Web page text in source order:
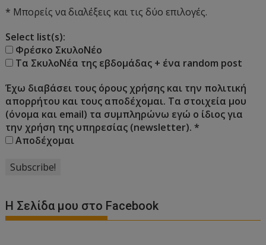
* Μπορείς να διαλέξεις και τις δύο επιλογές.
Select list(s):
Φρέσκο ΣκυλοΝέο
Τα ΣκυλοΝέα της εβδομάδας + ένα random post
Έχω διαβάσει τους όρους χρήσης και την πολιτική
απορρήτου και τους αποδέχομαι. Τα στοιχεία μου
(όνομα και email) τα συμπληρώνω εγώ ο ίδιος για
την χρήση της υπηρεσίας (newsletter).*
Αποδέχομαι
Η Σελίδα μου στο Facebook